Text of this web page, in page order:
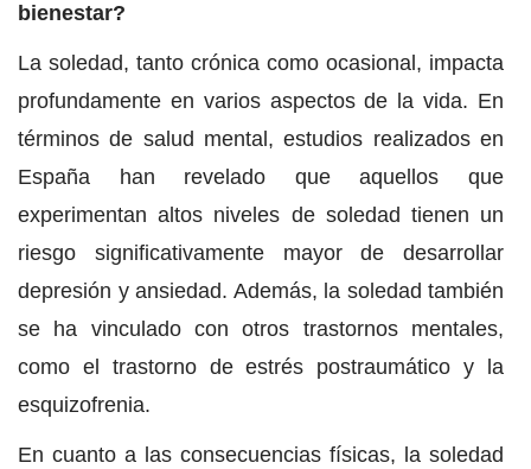
bienestar?
La soledad, tanto crónica como ocasional, impacta
profundamente en varios aspectos de la vida. En
términos de salud mental, estudios realizados en
España han revelado que aquellos que
experimentan altos niveles de soledad tienen un
riesgo significativamente mayor de desarrollar
depresión y ansiedad. Además, la soledad también
se ha vinculado con otros trastornos mentales,
como el trastorno de estrés postraumático y la
esquizofrenia.
En cuanto a las consecuencias físicas, la soledad